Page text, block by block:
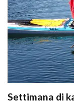
Settimana di